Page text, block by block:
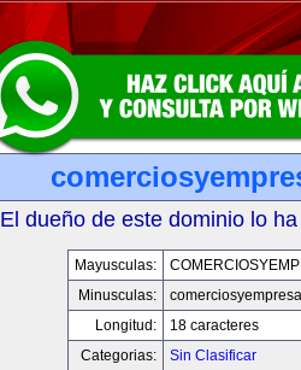
El dueño de este dominio lo
Mayusculas:
Minusculas:
Longitud:
18 caracteres
Categorias:
Sin Clasificar